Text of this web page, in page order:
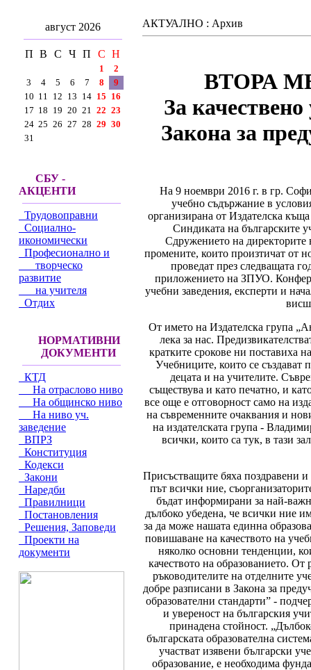
август 2026
П В С Ч П С Н
1
2
3
4 5 6 7 8
9
10 11 12 13 14 15 16
17 18 19 20 21 22 23
24 25 26 27 28 29 30
31
СБУ -
АКЦЕНТИ
Трудовоправни
Социално-
икономически
Професионално и
творческо
развитие
на учителя
Отдих
НОРМАТИВНИ
ДОКУМЕНТИ
КТД
На отраслово ниво
На общинско ниво
На ниво уч.
заведение
ВПРЗ
Конституция
Кодекси
Закони
Наредби
Правилници
Постановления
Решения, Заповеди
Проекти на
документи
АКТУАЛНО : Архив
ВТОРА
За
Закона за
На 9 ноември 2016 г. в гр.
учебно съдържание в
организирана от Издателска
Синдиката на българските
Сдружението на директорите
промените, които произтичат от
проведат през следващата
приложението на ЗПУО.
учебни заведения, експерти и
От името на Издателска група
лека за нас.
кратките срокове ни поставиха
Учебниците, които се създават
децата и на учителите.
съществува и като печатно, и
все още е отговорност само на
на съвременните очаквания и
на издателската група -
всички, които са тук, в тази
Присъстващите бяха поздравени
път всички ние,
бъдат информирани за най-
дълбоко убедена, че всички ние
за да може нашата единна
повишаване на качеството на
няколко основни тенденции,
качеството на образованието.
ръководителите на отделните
добре разписани в Закона за
образователни стандарти” -
и увереност на българския
принадена стойност.
българската образователна
участват изявени български
образование, е необходима